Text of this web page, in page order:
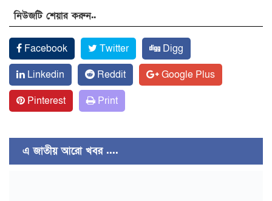
নিউজটি শেয়ার করুন..
Facebook Twitter
Digg
Linkedin
Reddit
Google Plus
Pinterest
Print
এ জাতীয় আরো খবর ....